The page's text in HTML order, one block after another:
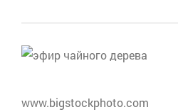
www.bigstockphoto.com